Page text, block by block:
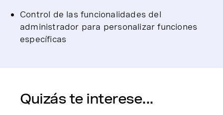
Control de las funcionalidades del
administrador para personalizar funciones
específicas
Quizás te interese...